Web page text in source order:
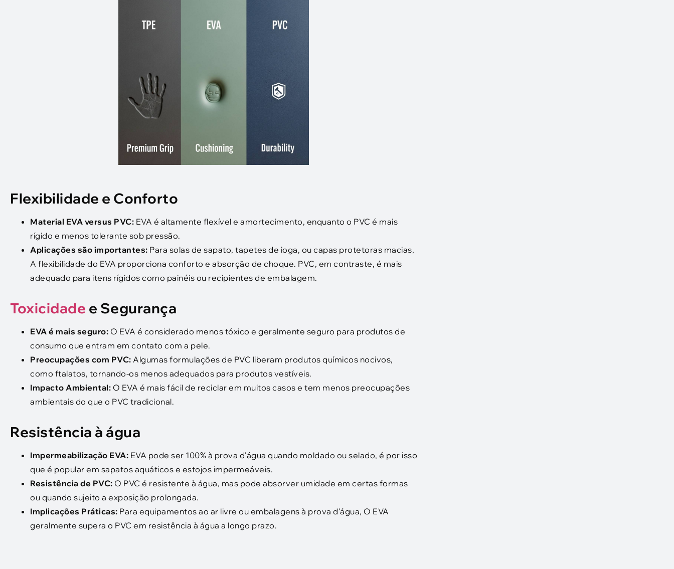
Flexibilidade e Conforto
Material EVA versus PVC: EVA é altamente flexível e amortecimento, enquanto o PVC é mais
rígido e menos tolerante sob pressão.
Aplicações são importantes: Para solas de sapato, tapetes de ioga, ou capas protetoras macias,
A flexibilidade do EVA proporciona conforto e absorção de choque. PVC, em contraste, é mais
adequado para itens rígidos como painéis ou recipientes de embalagem.
Toxicidade e Segurança
EVA é mais seguro: O EVA é considerado menos tóxico e geralmente seguro para produtos de
consumo que entram em contato com a pele.
Preocupações com PVC: Algumas formulações de PVC liberam produtos químicos nocivos,
como ftalatos, tornando-os menos adequados para produtos vestíveis.
Impacto Ambiental: O EVA é mais fácil de reciclar em muitos casos e tem menos preocupações
ambientais do que o PVC tradicional.
Resistência à água
Impermeabilização EVA: EVA pode ser 100% à prova d'água quando moldado ou selado, é por isso
que é popular em sapatos aquáticos e estojos impermeáveis.
Resistência de PVC: O PVC é resistente à água, mas pode absorver umidade em certas formas
ou quando sujeito a exposição prolongada.
Implicações Práticas: Para equipamentos ao ar livre ou embalagens à prova d'água, O EVA
geralmente supera o PVC em resistência à água a longo prazo.